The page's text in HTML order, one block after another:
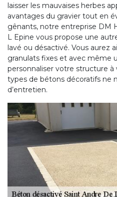
laisser les mauvaises herbes
avantages du gravier tout en
gênants, notre entreprise DM
L Epine vous propose une
lavé ou désactivé. Vous aurez
granulats fixes et avec même
personnaliser votre structure à
types de bétons décoratifs ne
d’entretien.